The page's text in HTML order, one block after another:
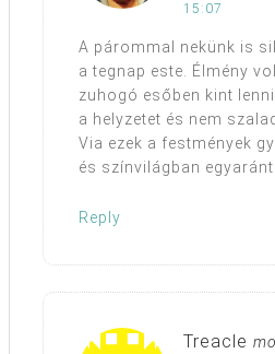
15:07
A párommal nekünk is
a tegnap este. Élmény
zuhogó esőben kint
a helyzetet és nem
Via ezek a festmények
és színvilágban egyaránt.
Reply
Treacle